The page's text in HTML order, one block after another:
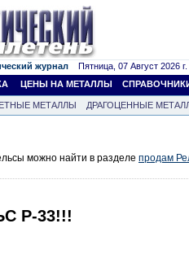
журнал Пятница, 07 Август 2026 г.
ЦЕНЫ НА МЕТАЛЛЫ
МЕТАЛЛЫ
ДРАГОЦЕННЫЕ
можно найти в разделе продам
Р-33!!!